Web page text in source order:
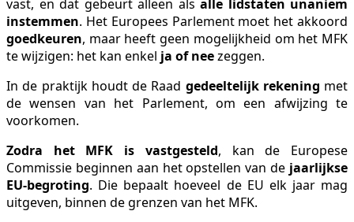
vast, en dat gebeurt alleen als alle lidstaten unaniem
instemmen. Het Europees Parlement moet het akkoord
goedkeuren, maar heeft geen mogelijkheid om het MFK
te wijzigen: het kan enkel ja of neezeggen.
In de praktijk houdt de Raad gedeeltelijk rekening met
de wensen van het Parlement, om een afwijzing te
voorkomen.
Zodra het MFK is vastgesteld, kan de Europese
Commissie beginnen aan het opstellen van de jaarlijkse
EU-begroting. Die bepaalt hoeveel de EU elk jaar mag
uitgeven, binnen de grenzen van het MFK.